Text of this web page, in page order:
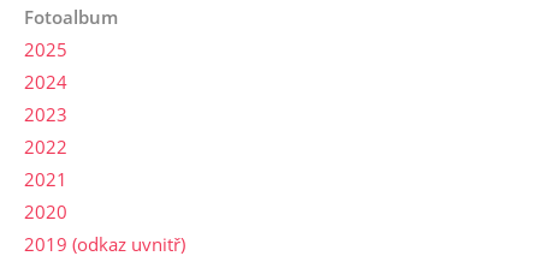
Fotoalbum
2025
2024
2023
2022
2021
2020
2019 (odkaz uvnitř)